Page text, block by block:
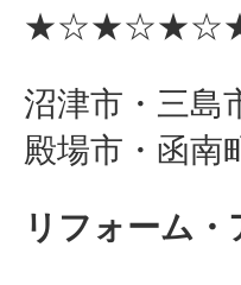
沼津市・三島
殿場市・函南
リフォーム